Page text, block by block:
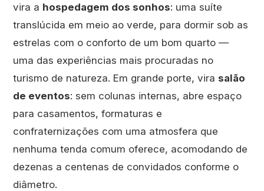
vira a hospedagem dos sonhos: uma suíte
translúcida em meio ao verde, para dormir sob as
estrelas com o conforto de um bom quarto —
uma das experiências mais procuradas no
turismo de natureza. Em grande porte, vira salão
de eventos: sem colunas internas, abre espaço
para casamentos, formaturas e
confraternizações com uma atmosfera que
nenhuma tenda comum oferece, acomodando de
dezenas a centenas de convidados conforme o
diâmetro.